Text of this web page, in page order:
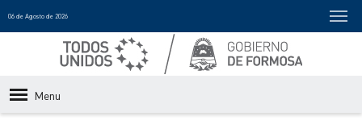
06 de Agosto de 2026
Menu